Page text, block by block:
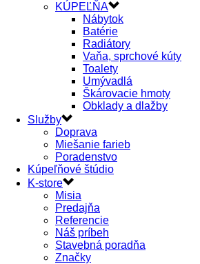
KÚPEĽŇA
Nábytok
Batérie
Radiátory
Vaňa, sprchové kúty
Toalety
Umývadlá
Škárovacie hmoty
Obklady a dlažby
Služby
Doprava
Miešanie farieb
Poradenstvo
Kúpeľňové štúdio
K-store
Misia
Predajňa
Referencie
Náš príbeh
Stavebná poradňa
Značky